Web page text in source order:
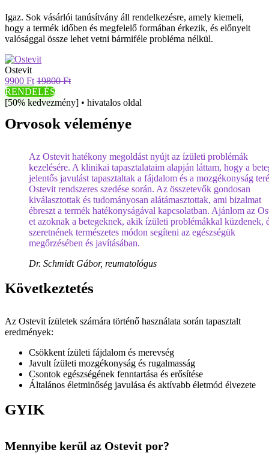
Igaz. Sok vásárlói tanúsítvány áll rendelkezésre, amely kiemeli,
hogy a termék időben és megfelelő formában érkezik, és előnyeit
valósággal össze lehet vetni bármiféle probléma nélkül.
Ostevit
9900 Ft 19800 Ft
RENDELÉS
[50% kedvezmény] • hivatalos oldal
Orvosok véleménye
Az Ostevit hatékony megoldást nyújt az ízületi problémák
kezelésére. A klinikai tapasztalataim alapján láttam, hogy a
jelentős javulást tapasztaltak a fájdalom és a mozgékonyság
Ostevit rendszeres szedése során. Az összetevők gondosan
kiválasztottak és tudományosan alátámasztottak, ami bizalmat
ébreszt a termék hatékonyságával kapcsolatban. Ajánlom az
et azoknak a betegeknek, akik ízületi problémákkal küzdenek,
szeretnének természetes módon segíteni az egészségük
megőrzésében és javításában.
Dr. Schmidt Gábor, reumatológus
Következtetés
Az Ostevit ízületek számára történő használata során tapasztalt
eredmények:
Csökkent ízületi fájdalom és merevség
Javult ízületi mozgékonyság és rugalmasság
Csontok egészségének fenntartása és erősítése
Általános életminőség javulása és aktívabb életmód élvezete
GYIK
Mennyibe kerül az Ostevit por?